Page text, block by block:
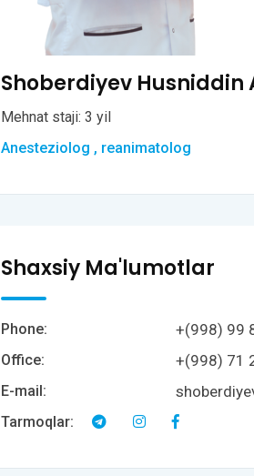
Shoberdiyev
Mehnat staji: 3 yil
Anesteziolog , reanimatolog
Shaxsiy Ma'lumotlar
Phone: +(998) 99
Office: +(998) 71
E-mail:
Tarmoqlar: